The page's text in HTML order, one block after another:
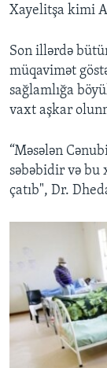
Xayelitşa kimi
Son illərdə
müqavimət
sağlamlığa
vaxt aşkar
“Məsələn
səbəbidir və bu
çatıb", Dr.